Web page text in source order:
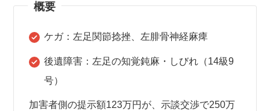
概要
ケガ：左足関節捻挫、左腓骨神経麻痺
後遺障害：左足の知覚鈍麻・しびれ（14級9
号）
加害者側の提示額123万円が、示談交渉で250万